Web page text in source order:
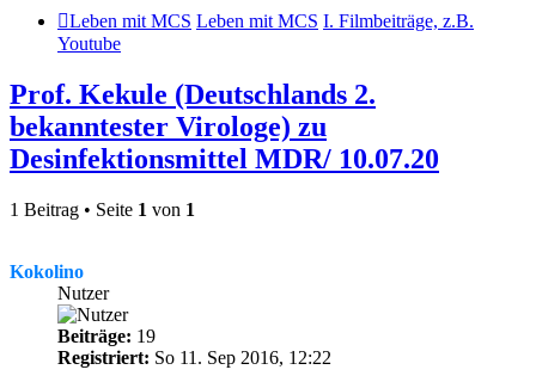
Leben mit MCS Leben mit MCS I. Filmbeiträge, z.B.
Youtube
Prof. Kekule (Deutschlands 2.
bekanntester Virologe) zu
Desinfektionsmittel MDR/ 10.07.20
1 Beitrag • Seite 1 von 1
Kokolino
Nutzer
Beiträge: 19
Registriert: So 11. Sep 2016, 12:22